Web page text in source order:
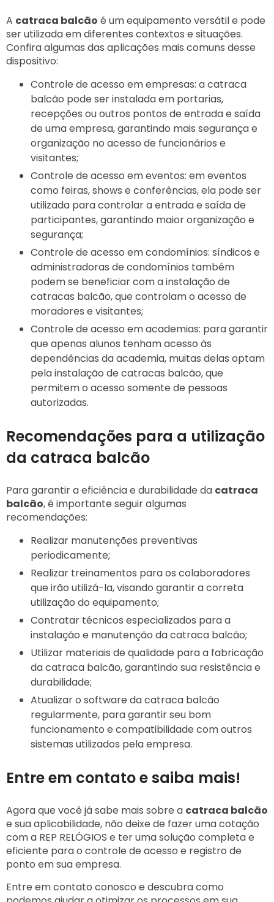
A catraca balcão é um equipamento versátil e pode
ser utilizada em diferentes contextos e situações.
Confira algumas das aplicações mais comuns desse
dispositivo:
Controle de acesso em empresas: a catraca
balcão pode ser instalada em portarias,
recepções ou outros pontos de entrada e saída
de uma empresa, garantindo mais segurança e
organização no acesso de funcionários e
visitantes;
Controle de acesso em eventos: em eventos
como feiras, shows e conferências, ela pode ser
utilizada para controlar a entrada e saída de
participantes, garantindo maior organização e
segurança;
Controle de acesso em condomínios: síndicos e
administradoras de condomínios também
podem se beneficiar com a instalação de
catracas balcão, que controlam o acesso de
moradores e visitantes;
Controle de acesso em academias: para garantir
que apenas alunos tenham acesso às
dependências da academia, muitas delas optam
pela instalação de catracas balcão, que
permitem o acesso somente de pessoas
autorizadas.
Recomendações para a utilização
da catraca balcão
Para garantir a eficiência e durabilidade da catraca
balcão, é importante seguir algumas
recomendações:
Realizar manutenções preventivas
periodicamente;
Realizar treinamentos para os colaboradores
que irão utilizá-la, visando garantir a correta
utilização do equipamento;
Contratar técnicos especializados para a
instalação e manutenção da catraca balcão;
Utilizar materiais de qualidade para a fabricação
da catraca balcão, garantindo sua resistência e
durabilidade;
Atualizar o software da catraca balcão
regularmente, para garantir seu bom
funcionamento e compatibilidade com outros
sistemas utilizados pela empresa.
Entre em contato e saiba mais!
Agora que você já sabe mais sobre a catraca balcão
e sua aplicabilidade, não deixe de fazer uma cotação
com a REP RELÓGIOS e ter uma solução completa e
eficiente para o controle de acesso e registro de
ponto em sua empresa.
Entre em contato conosco e descubra como